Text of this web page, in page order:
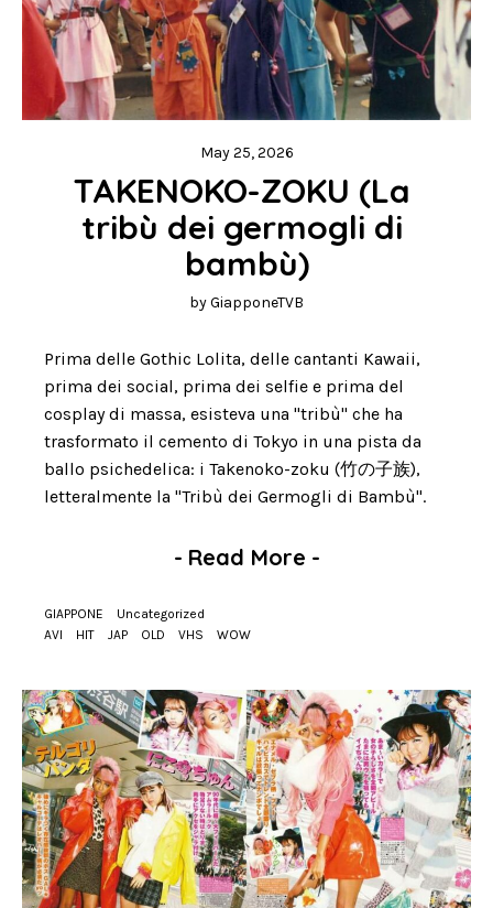
May 25, 2026
TAKENOKO-ZOKU (La
tribù dei germogli di
bambù)
byGiapponeTVB
Prima delle Gothic Lolita, delle cantanti Kawaii,
prima dei social, prima dei selfie e prima del
cosplay di massa, esisteva una "tribù" che ha
trasformato il cemento di Tokyo in una pista da
ballo psichedelica: i Takenoko-zoku (竹の子族),
letteralmente la "Tribù dei Germogli di Bambù".
- Read More -
GIAPPONE
Uncategorized
AVI
HIT JAP OLD VHS WOW